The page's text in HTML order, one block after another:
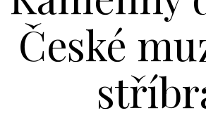
České